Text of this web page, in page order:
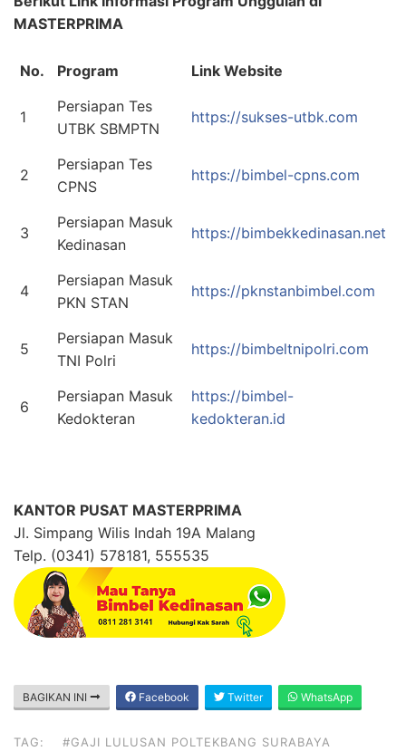
MASTERPRIMA
No. Program Link Website
1
Persiapan Tes
UTBK SBMPTN
https://sukses-utbk.com
2
Persiapan Tes
CPNS
https://bimbel-cpns.com
3
Persiapan Masuk
Kedinasan
https://bimbekkedinasan.net
4
Persiapan Masuk
PKN STAN
https://pknstanbimbel.com
5
Persiapan Masuk
TNI Polri
https://bimbeltnipolri.com
6
Persiapan Masuk
Kedokteran
https://bimbel-
kedokteran.id
KANTOR PUSAT MASTERPRIMA
Jl. Simpang Wilis Indah 19A Malang
Telp. (0341) 578181, 555535
BAGIKAN INI Facebook Twitter WhatsApp
TAG:
#GAJI LULUSAN POLTEKBANG SURABAYA